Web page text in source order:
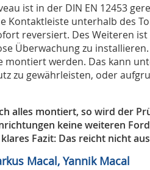
ist in der DIN EN 12453
Kontaktleiste unterhalb des
reversiert. Des Weiteren ist
Überwachung zu
montiert werden. Das kann
zu gewährleisten, oder
alles montiert, so wird der
keine weiteren
Fazit: Das reicht nicht
Macal, Yannik Macal